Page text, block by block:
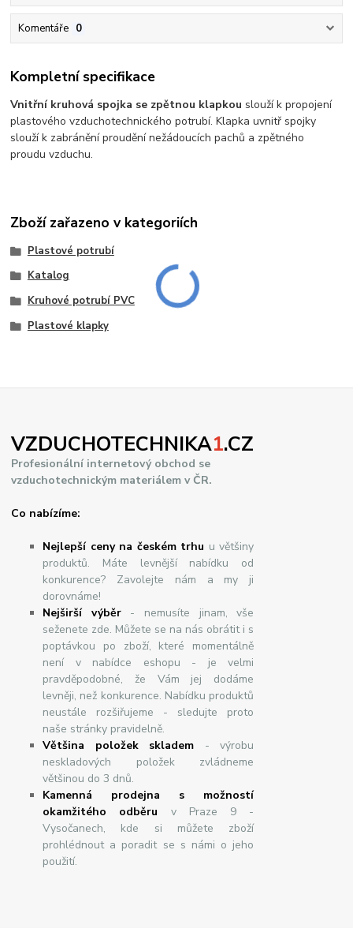
Komentáře 0
Kompletní specifikace
Vnitřní kruhová spojka se zpětnou klapkou slouží k propojení
plastového vzduchotechnického potrubí. Klapka uvnitř spojky
slouží k zabránění proudění nežádoucích pachů a zpětného
proudu vzduchu.
Zboží zařazeno v kategoriích
Plastové potrubí
Katalog
Kruhové potrubí PVC
Plastové klapky
VZDUCHOTECHNIKA1.CZ
Profesionální internetový obchod se
vzduchotechnickým materiálem v ČR.
Co nabízíme:
Nejlepší ceny na českém trhu u většiny
produktů. Máte levnější nabídku od
konkurence? Zavolejte nám a my ji
dorovnáme!
Nejširšívýběr- nemusíte jinam, vše
seženete zde. Můžete se na nás obrátit i s
poptávkou po zboží, které momentálně
není v nabídce eshopu - je velmi
pravděpodobné, že Vám jej dodáme
levněji, než konkurence. Nabídku produktů
neustále rozšiřujeme - sledujte proto
naše stránky pravidelně.
Většina položek skladem - výrobu
neskladových položek zvládneme
většinou do 3 dnů.
Kamenná prodejna s možností
okamžitého odběru v Praze 9 -
Vysočanech, kde si můžete zboží
prohlédnout a poradit se s námi o jeho
použití.